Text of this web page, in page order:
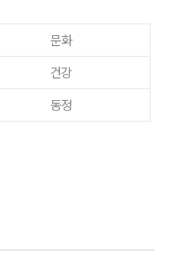
문화
건강
동정